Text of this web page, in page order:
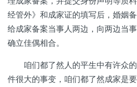
经管外》和成家证的填写后，婚姻
给成家备案当事人两边，向两边当
确立佳偶相合。
咱们都了然人的平生中有许众的
件很大的事变，咱们都了然成家是